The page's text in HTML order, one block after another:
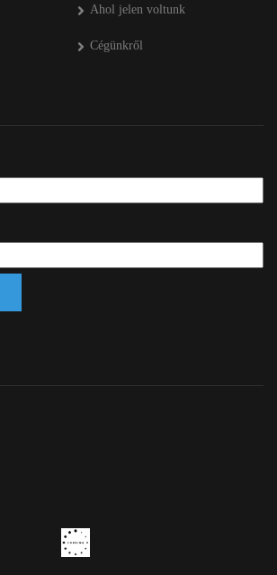
Ahol jelen voltunk
Cégünkről